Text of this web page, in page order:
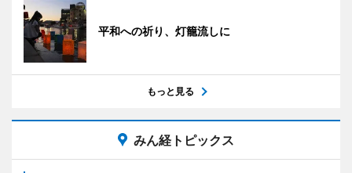
平和への祈り、灯籠流しに
もっと見る
みん経トピックス